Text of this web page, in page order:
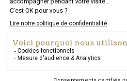
  
© 2023 – Bertoc Immo SA – Site crée par
Politique de confidentialité